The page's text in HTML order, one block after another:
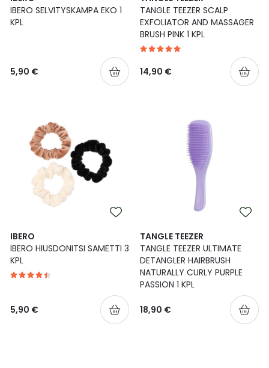
IBERO SELVITYSKAMPA EKO 1
KPL
5,90 €
TANGLE TEEZER SCALP
EXFOLIATOR AND MASSAGER
BRUSH PINK 1 KPL
14,90 €
IBERO
IBERO HIUSDONITSI SAMETTI 3
KPL
5,90 €
TANGLE TEEZER
TANGLE TEEZER ULTIMATE
DETANGLER HAIRBRUSH
NATURALLY CURLY PURPLE
PASSION 1 KPL
18,90 €